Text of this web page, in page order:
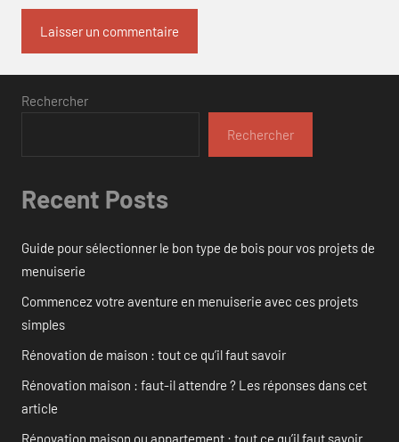
Rechercher
Rechercher
Recent Posts
Guide pour sélectionner le bon type de bois pour vos projets de
menuiserie
Commencez votre aventure en menuiserie avec ces projets
simples
Rénovation de maison : tout ce qu’il faut savoir
Rénovation maison : faut-il attendre ? Les réponses dans cet
article
Rénovation maison ou appartement : tout ce qu’il faut savoir